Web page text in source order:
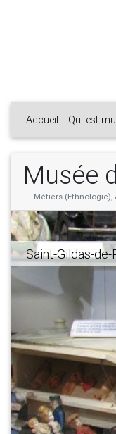
Accueil Qui est
Musée
Métiers
Saint-Gildas-de-